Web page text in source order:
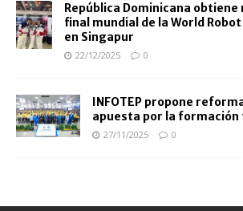
República Dominicana obtiene
final mundial de la World
en Singapur
22/12/2025 0
INFOTEP propone
apuesta por la formación
27/11/2025 0